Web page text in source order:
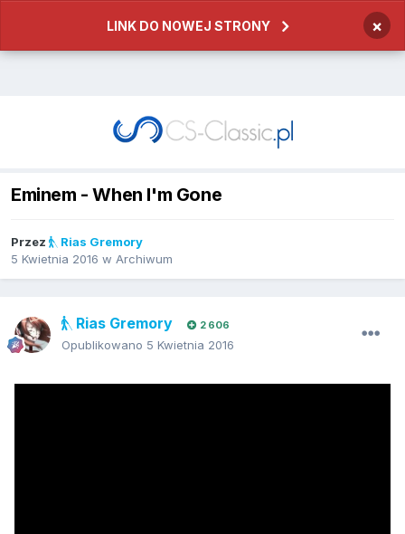
LINK DO NOWEJ STRONY ×
Eminem - When I'm Gone
Przez
Rias Gremory
5 Kwietnia 2016 w Archiwum
Rias Gremory 2 606
Opublikowano 5 Kwietnia 2016